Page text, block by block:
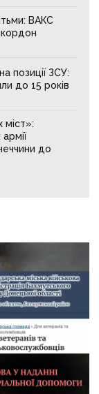
ВАКС
кордон
позиції ЗСУ:
до 15 років
міст»:
до